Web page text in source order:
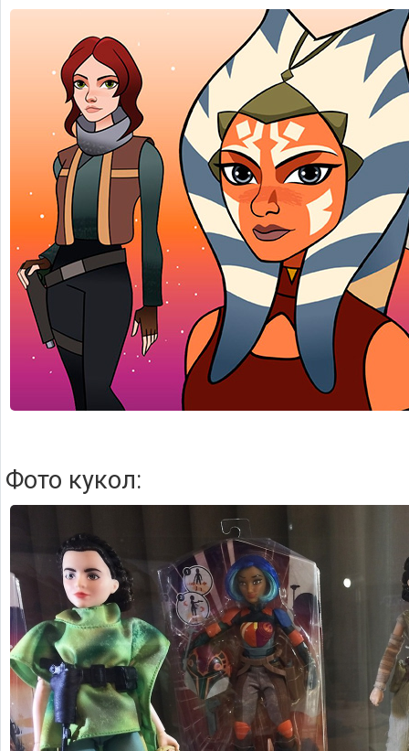
Фото кукол: